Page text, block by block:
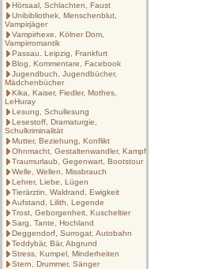
Hörsaal, Schlachten, Faust
Unibibliothek, Menschenblut,
Vampirjäger
Vampirhexe, Kölner Dom,
Vampirromantik
Passau. Leipzig, Frankfurt
Blog, Kommentare, Facebook
Jugendbuch, Jugendbücher,
Mädchenbücher
Kika, Kaiser, Fiedler, Mothes,
LeHuray
Lesung, Schullesung
Lesestoff, Dramaturgie,
Schulkriminalität
Mutter, Beziehung, Konflikt
Ohnmacht, Gestaltenwandler, Kampf
Traumurlaub, Gegenwart, Bootstour
Welle, Wellen, Missbrauch
Lehrer, Liebe, Lügen
Tierärztin, Waldrand, Ewigkeit
Aufstand, Lilith, Legende
Trost, Geborgenheit, Kuscheltier
Sarg, Tante, Hochland
Deggendorf, Surrogat, Autobahn
Teddybär, Bär, Abgrund
Stress, Kumpel, Minderheiten
Stern, Drummer, Sänger